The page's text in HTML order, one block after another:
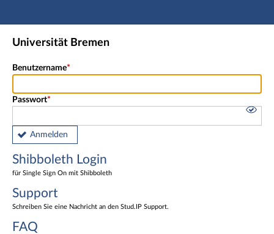
Hauptnavigation
Shibboleth Login
Universität Bremen
Benutzername
Passwort
Anmelden
Shibboleth Login
für Single Sign On mit Shibboleth
Support
Schreiben Sie eine Nachricht an den Stud.IP Support.
FAQ